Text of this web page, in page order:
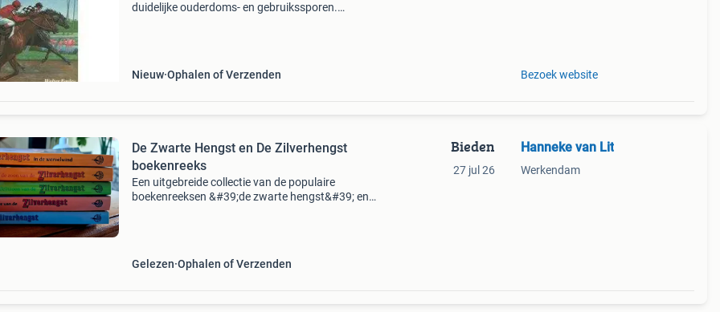
duidelijke ouderdoms- en gebruikssporen.
Nieuw Ophalen of Verzenden Bezoek website
De Zwarte Hengst en De Zilverhengst
boekenreeks
Een uitgebreide collectie van de populaire
boekenreeksen &#39;de zwarte hengst&#39; en
Gelezen Ophalen of Verzenden
Bieden
27 jul 26
Hanneke van Lit
Werkendam